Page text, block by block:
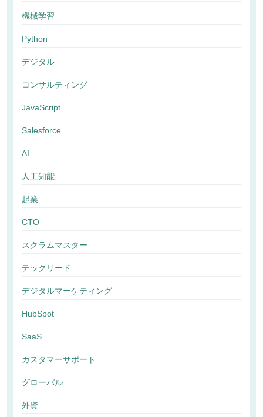
機械学習
Python
デジタル
コンサルティング
JavaScript
Salesforce
AI
人工知能
起業
CTO
スクラムマスター
テックリード
デジタルマーケティング
HubSpot
SaaS
カスタマーサポート
グローバル
外資